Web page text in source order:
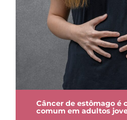
Câncer de estômago é
comum em adultos